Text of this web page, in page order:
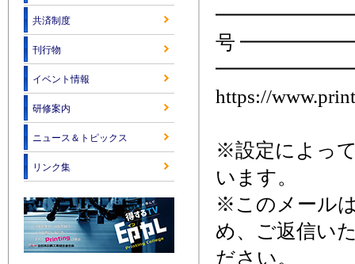
━━━━━━━━━
号
https://
※設定によっ
います。
※このメール
め、ご返信い
ださい。
共済制度
刊行物
イベント情報
研修案内
ニュース＆トピックス
リンク集